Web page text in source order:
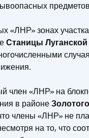
«ЛНР» зонах
Станицы Луганской
член «ЛНР» на
в районеЗолотого
члены «ЛНР» не
на то, что